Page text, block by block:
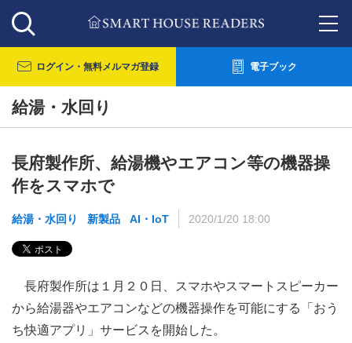
ログイン・ 無料メルマガ登録 電子ブック
給湯・水回り
長府製作所、給湯機やエアコン等の機器操
作をスマホで
給湯・水回り 新製品 AI・IoT 2020/1/20 18:00
長府製作所は１月２０日、スマホやスマートスピーカー
から給湯器やエアコンなどの機器操作を可能にする「おう
ち快適アプリ」サービスを開始した。